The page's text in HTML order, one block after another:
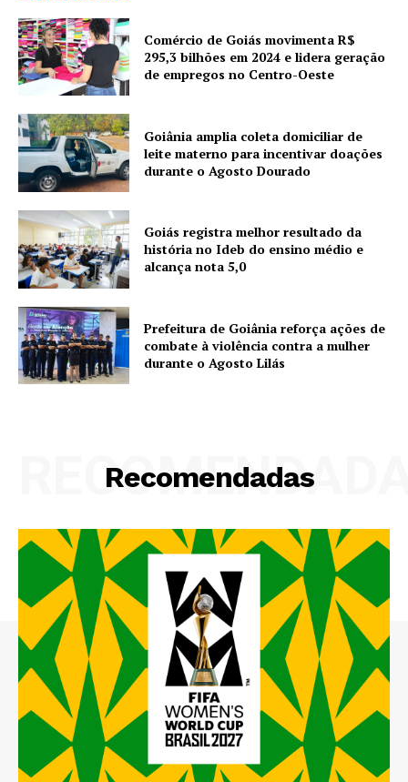
Comércio de Goiás movimenta R$
295,3 bilhões em 2024 e lidera geração
de empregos no Centro-Oeste
Goiânia amplia coleta domiciliar de
leite materno para incentivar doações
durante o Agosto Dourado
Goiás registra melhor resultado da
história no Ideb do ensino médio e
alcança nota 5,0
Prefeitura de Goiânia reforça ações de
combate à violência contra a mulher
durante o Agosto Lilás
Recomendadas